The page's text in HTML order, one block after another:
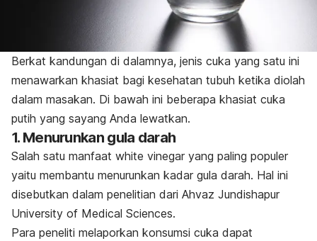
Berkat kandungan di dalamnya, jenis cuka yang satu ini
menawarkan khasiat bagi kesehatan tubuh ketika diolah
dalam masakan. Di bawah ini beberapa khasiat cuka
putih yang sayang Anda lewatkan.
1. Menurunkan gula darah
Salah satu manfaat white vinegar yang paling populer
yaitu membantu menurunkan kadar gula darah. Hal ini
disebutkan dalam penelitian dari Ahvaz Jundishapur
University of Medical Sciences.
Para peneliti melaporkan konsumsi cuka dapat